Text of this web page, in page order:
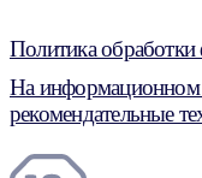
Политика
На информационном
рекомендательные